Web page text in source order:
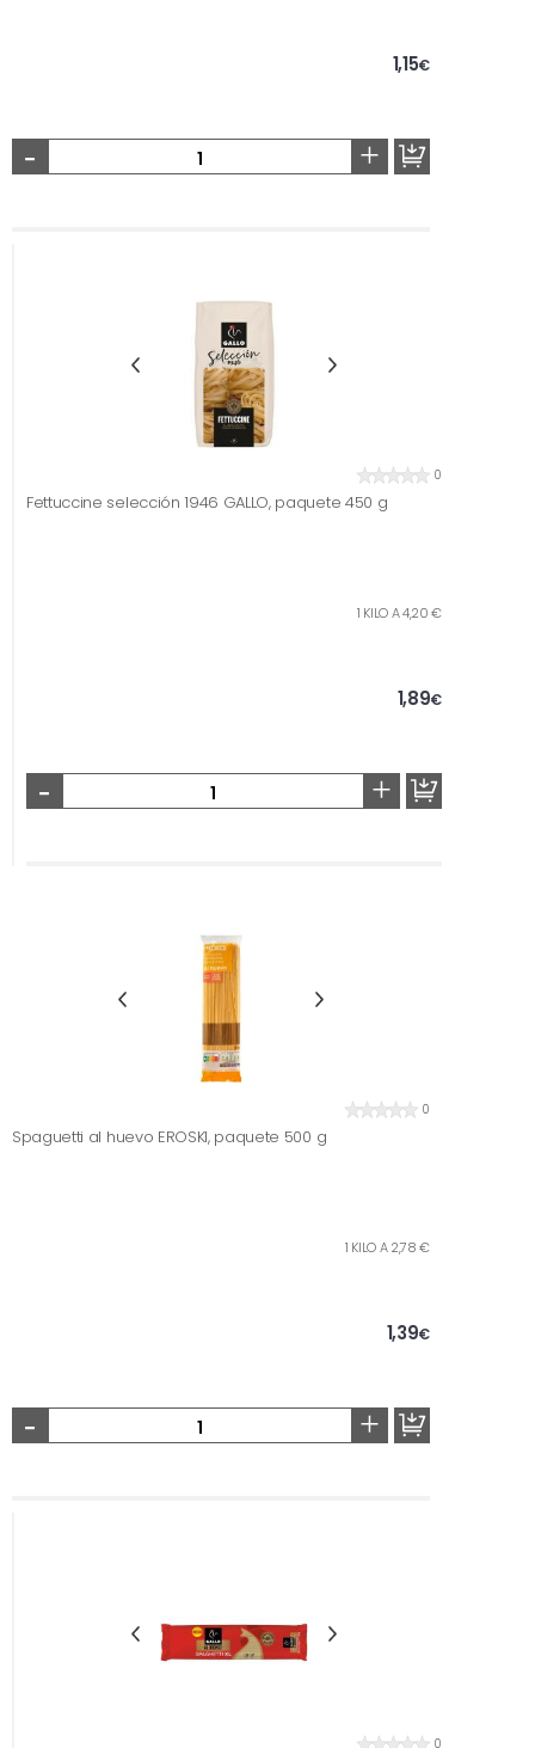
1,15€
- +
0
Fettuccine selección 1946 GALLO, paquete 450 g
1 KILO A 4,20 €
1,89€
- +
0
Spaguetti al huevo EROSKI, paquete 500 g
1 KILO A 2,78 €
1,39€
- +
0